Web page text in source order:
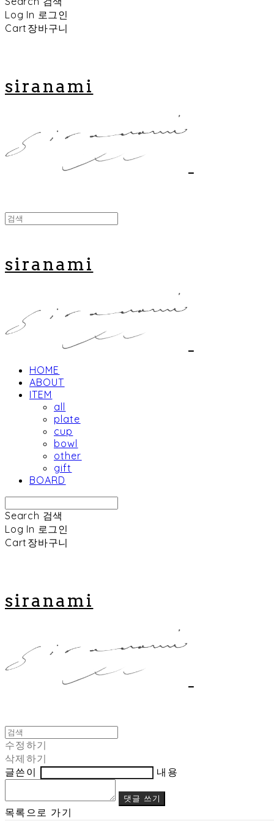
Log In 로그인
Cart 장바구니
siranami
siranami
HOME
ABOUT
ITEM
all
plate
cup
bowl
other
gift
BOARD
Search 검색
Log In 로그인
Cart 장바구니
siranami
수정하기
삭제하기
글쓴이
내용
댓글 쓰기
목록으로 가기